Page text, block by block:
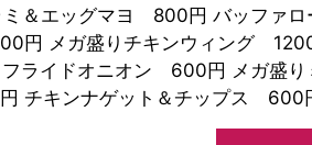
＆エッグマヨ 800円 バッファロ
円 メガ盛りチキンウィング
ライドオニオン 600円 メガ盛り
チキンナゲット＆チップス 600